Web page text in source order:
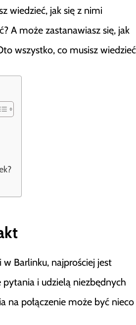
wiedzieć, jak się z nimi
A może zastanawiasz się, jak
wszystko, co musisz
Barlinku, najprościej jest
i udzielą niezbędnych
na połączenie może być nieco